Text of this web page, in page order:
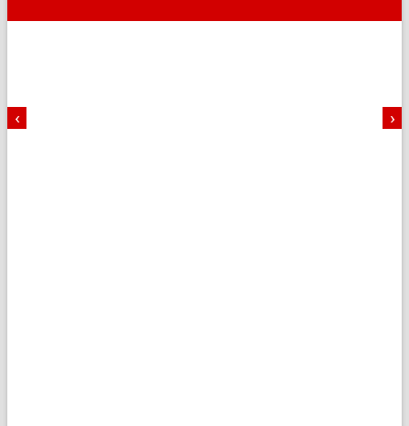
‹ ›